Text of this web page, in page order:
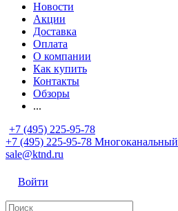
Новости
Акции
Доставка
Оплата
О компании
Как купить
Контакты
Обзоры
...
+7 (495) 225-95-78
+7 (495) 225-95-78 Многоканальный
sale@ktnd.ru
Войти